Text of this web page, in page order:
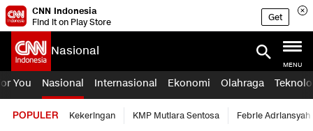
CNN Indonesia
Find it on Play Store
Get
Nasional
MENU
You Nasional Internasional Ekonomi Olahraga
POPULER Kekeringan KMP Mutiara Sentosa Febrie Adriansyah